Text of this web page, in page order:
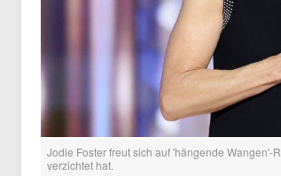
Jodie Foster freut sich auf 'hängende
verzichtet hat.